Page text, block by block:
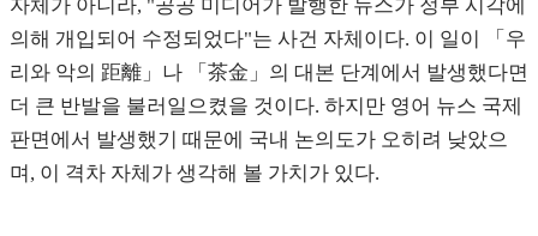
자체가 아니라, "공공 미디어가 발행한 뉴스가 정부 시각에
의해 개입되어 수정되었다"는 사건 자체이다. 이 일이 「우
리와 악의 距離」나 「茶金」의 대본 단계에서 발생했다면
더 큰 반발을 불러일으켰을 것이다. 하지만 영어 뉴스 국제
판면에서 발생했기 때문에 국내 논의도가 오히려 낮았으
며, 이 격차 자체가 생각해 볼 가치가 있다.